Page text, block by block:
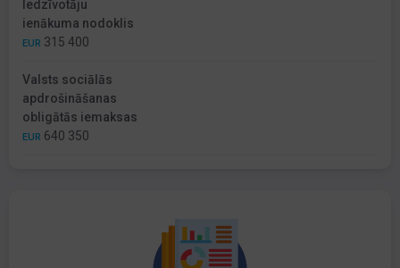
Iedzīvotāju
ienākuma nodoklis
EUR 315 400
Valsts sociālās
apdrošināšanas
obligātās iemaksas
EUR 640 350